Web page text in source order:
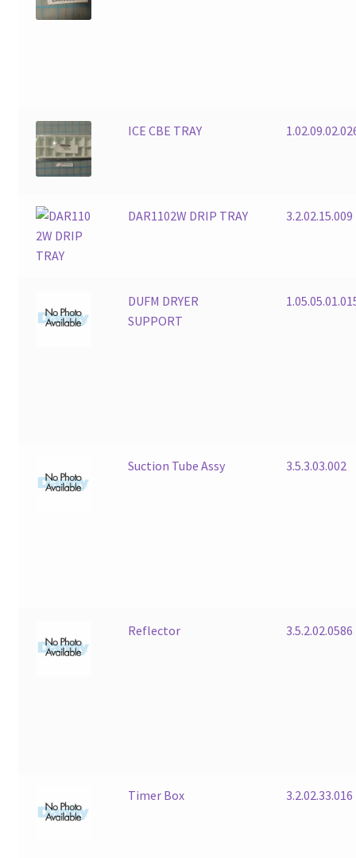
ICE CBE TRAY
DAR1102W DRIP TRAY 3.2.02.15.009
DUFM DRYER
SUPPORT
Suction Tube Assy 3.5.3.03.002
Reflector 3.5.2.02.0586
Timer Box 3.2.02.33.016